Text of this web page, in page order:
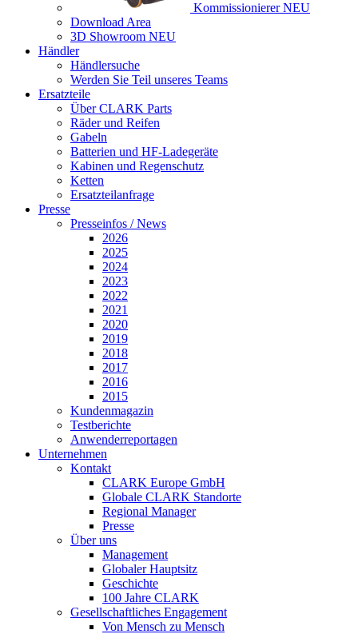
Kommissionierer NEU
Download Area
3D Showroom NEU
Händler
Händlersuche
Werden Sie Teil unseres Teams
Ersatzteile
Über CLARK Parts
Räder und Reifen
Gabeln
Batterien und HF-Ladegeräte
Kabinen und Regenschutz
Ketten
Ersatzteilanfrage
Presse
Presseinfos / News
2026
2025
2024
2023
2022
2021
2020
2019
2018
2017
2016
2015
Kundenmagazin
Testberichte
Anwenderreportagen
Unternehmen
Kontakt
CLARK Europe GmbH
Globale CLARK Standorte
Regional Manager
Presse
Über uns
Management
Globaler Hauptsitz
Geschichte
100 Jahre CLARK
Gesellschaftliches Engagement
Von Mensch zu Mensch